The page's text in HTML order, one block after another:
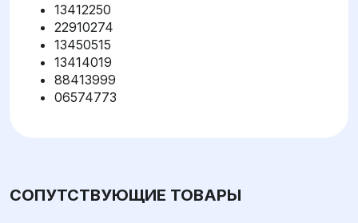
13412250
22910274
13450515
13414019
88413999
06574773
СОПУТСТВУЮЩИЕ ТОВАРЫ